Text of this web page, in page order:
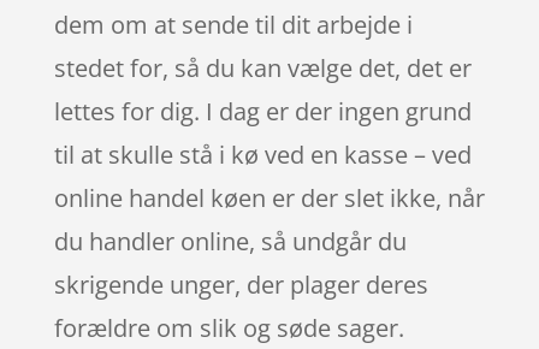
dem om at sende til dit arbejde i
stedet for, så du kan vælge det, det er
lettes for dig. I dag er der ingen grund
til at skulle stå i kø ved en kasse – ved
online handel køen er der slet ikke, når
du handler online, så undgår du
skrigende unger, der plager deres
forældre om slik og søde sager.